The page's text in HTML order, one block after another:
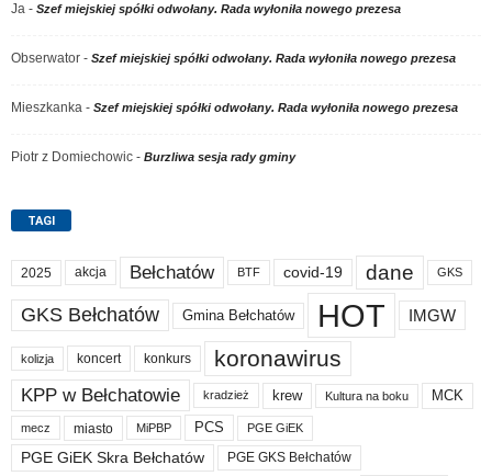
Ja - Szef miejskiej spółki odwołany. Rada wyłoniła nowego prezesa
Obserwator - Szef miejskiej spółki odwołany. Rada wyłoniła nowego prezesa
Mieszkanka - Szef miejskiej spółki odwołany. Rada wyłoniła nowego prezesa
Piotr z Domiechowic - Burzliwa sesja rady gminy
TAGI
2025 akcja Bełchatów BTF covid-19 dane GKS
GKS Bełchatów Gmina Bełchatów HOT IMGW
kolizja koncert konkurs koronawirus
KPP w Bełchatowie kradzież krew Kultura na boku MCK
mecz miasto MiPBP PCS PGE GiEK
PGE GiEK Skra Bełchatów PGE GKS Bełchatów